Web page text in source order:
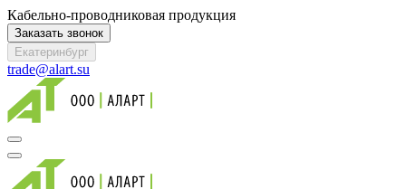
Кабельно-проводниковая продукция
Заказать звонок
Екатеринбург
trade@alart.su